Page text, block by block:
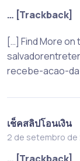
… [Trackback]
[…] Find More
recebe-acao-
เช็คสลิปโอนเงิน
2 de setembro de